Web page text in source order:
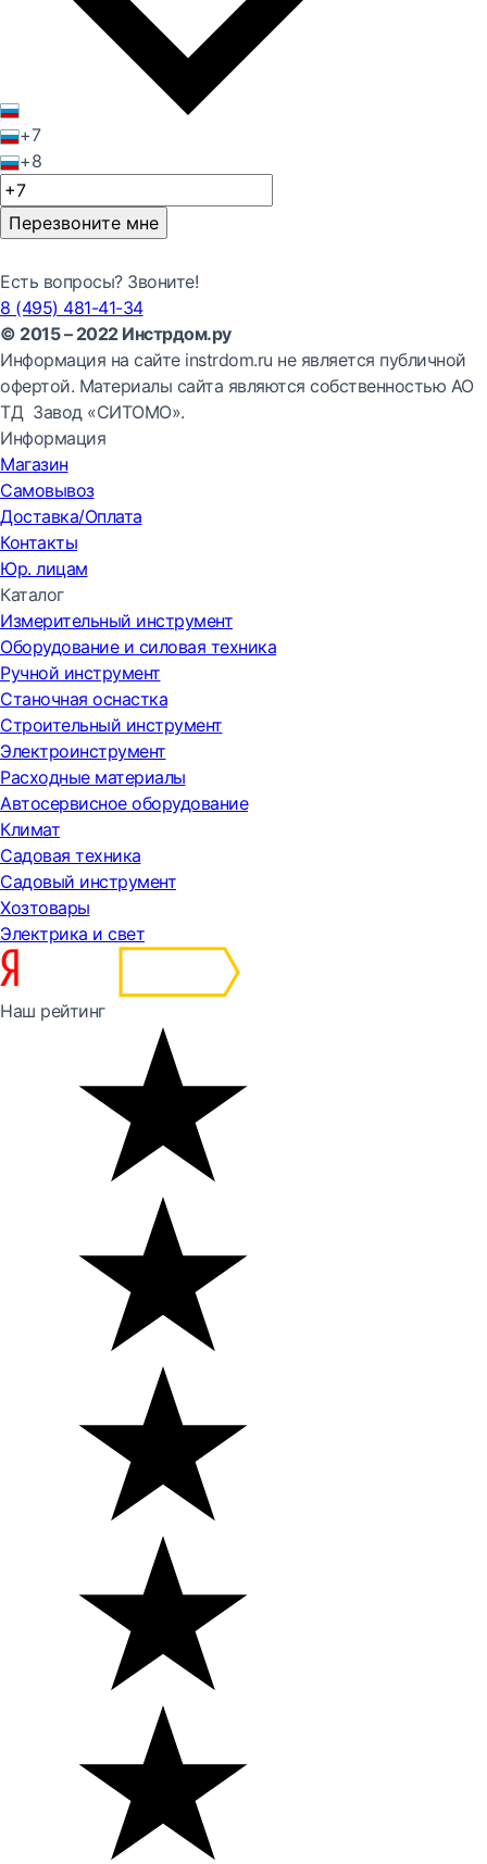
+7
+8
Перезвоните мне
Есть вопросы? Звоните!
8 (495) 481-41-34
© 2015 – 2022 Инстрдом.ру
Информация на сайте instrdom.ru не является публичной
офертой. Материалы сайта являются собственностью АО
ТД Завод «СИТОМО».
Информация
Магазин
Самовывоз
Доставка/Оплата
Контакты
Юр. лицам
Каталог
Измерительный инструмент
Оборудование и силовая техника
Ручной инструмент
Станочная оснастка
Строительный инструмент
Электроинструмент
Расходные материалы
Автосервисное оборудование
Климат
Садовая техника
Садовый инструмент
Хозтовары
Электрика и свет
Наш рейтинг